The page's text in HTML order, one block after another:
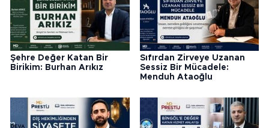
Şehre Değer Katan Bir
Birikim: Burhan Arıkız
Sıfırdan Zirveye Uzanan
Sessiz Bir Mücadele:
Menduh Ataoğlu